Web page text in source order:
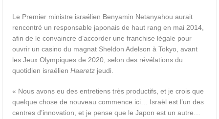
Le Premier ministre israélien Benyamin Netanyahou aurait
rencontré un responsable japonais de haut rang en mai 2014,
afin de le convaincre d’accorder une franchise légale pour
ouvrir un casino du magnat Sheldon Adelson à Tokyo, avant
les Jeux Olympiques de 2020, selon des révélations du
quotidien israélienHaaretz jeudi.
« Nous avons eu des entretiens très productifs, et je crois que
quelque chose de nouveau commence ici… Israël est l’un des
centres d’innovation, et je pense que le Japon est un autre…